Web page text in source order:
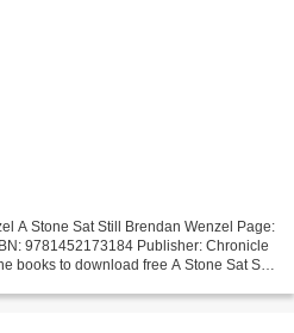
A Stone Sat Still Brendan Wenzel Page:
9781452173184 Publisher: Chronicle
books to download free A Stone Sat Still